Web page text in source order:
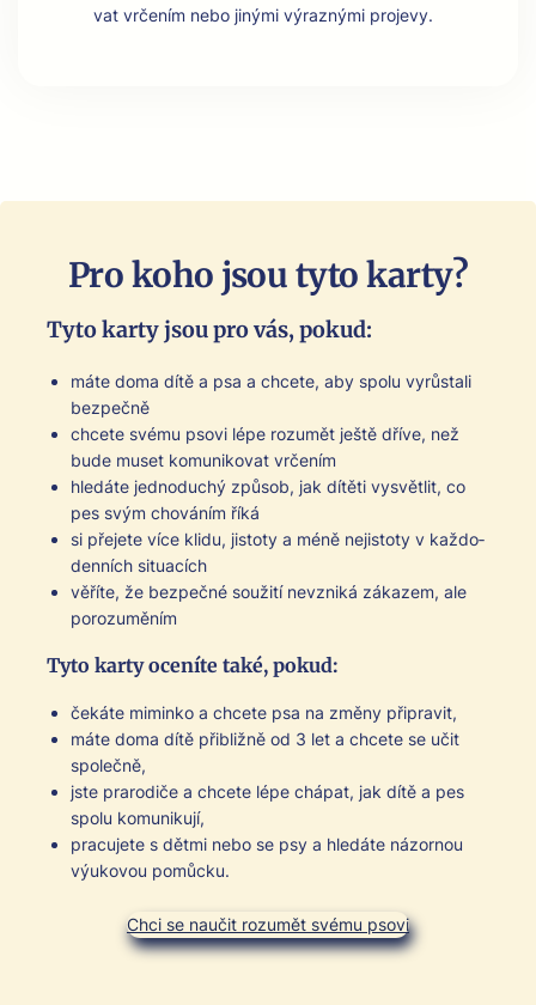
vat vrčením nebo jiný­mi výrazný­mi pro­jevy.
Pro koho jsou tyto karty?
Tyto kar­ty jsou pro vás, pokud:
máte doma dítě a psa a chcete, aby spolu vyrůstali
bezpečně
chcete své­mu pso­vi lépe rozumět ještě dříve, než
bude muset komu­niko­vat vrčením
hledáte jednoduchý způ­sob, jak dítěti vysvětlit, co
pes svým chováním říká
si pře­jete více klidu, jis­to­ty a méně nejis­to­ty v kaž­do­
den­ních situ­acích
věříte, že bezpečné soužití nevzniká zákazem, ale
porozuměním
Tyto kar­ty oceníte také, pokud:
čekáte miminko a chcete psa na změny připrav­it,
máte doma dítě při­b­ližně od 3 let a chcete se učit
společně,
jste prar­o­diče a chcete lépe chá­pat, jak dítě a pes
spolu komu­niku­jí,
pracu­jete s dět­mi nebo se psy a hledáte názornou
výukovou pomůcku.
Chci se naučit rozumět své­mu pso­vi